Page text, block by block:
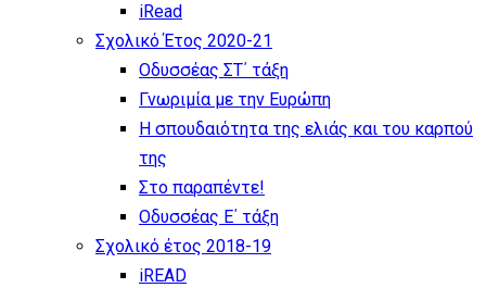
iRead
Σχολικό Έτος 2020-21
Οδυσσέας ΣΤ΄ τάξη
Γνωριμία με την Ευρώπη
Η σπουδαιότητα της ελιάς και του καρπού
της
Στο παραπέντε!
Οδυσσέας Ε΄ τάξη
Σχολικό έτος 2018-19
iREAD